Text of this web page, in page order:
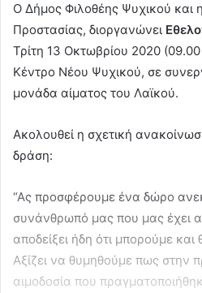
Ο Δήμος Φιλοθέης Ψυχικού και
Προστασίας, διοργανώνει
Τρίτη 13 Οκτωβρίου 2020
Κέντρο Νέου Ψυχικού, σε
μονάδα αίματος του Λαϊκού.
Ακολουθεί η σχετική
δράση:
“Ας προσφέρουμε ένα δώρο
συνάνθρωπό μας που μας έχει
αποδείξει ήδη ότι μπορούμε
Αξίζει να θυμηθούμε πως στην
αιμοδοσία που